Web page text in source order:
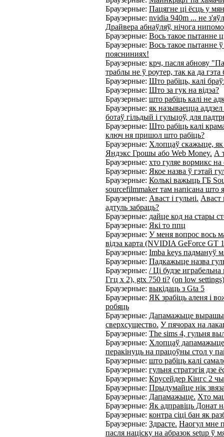
Браузерные: Пацягне ці ёсць у
Браузерные: nvidia 940m ... не
Драйвера абнаўляў, нічога
Браузерные: Вось такое пытанне
Браузерные: Вось такое пытанне
поясниниях!
Браузерные: крч, пасля абнову
траблы не ў роутер, так ка да
Браузерные: Што рабіць, калі
Браузерные: Што за гук на відэа?
Браузерные: што рабіць калі не
Браузерные: як называецца
ботаў гільдый і гульцоў, для
Браузерные: Што рабіць калі
ключ ня пришол што рабіць?
Браузерные: Хлопцаў скажыце, як
Яндэкс Грошы або Web Money. А
Браузерные: хто гуляе вормикс
Браузерные: Якое назва ў гэтай
Браузерные: Колькі важыць ГБ
sourcefilmmaker там напісана
Браузерные: Аваст і гульні. Аваст
адтуль забраць?
Браузерные: дайце код на стары
Браузерные: Які то ппц
Браузерные: У меня вопрос вось
відэа карта (NVIDIA GeForce GT
Браузерные: Imba keys падмануў
Браузерные: Падкажыце назва
Браузерные: / Ці будзе
Ггц x 2), gtx 750 ti? (on low settings)
Браузерные: выкідаць з Gta 5
Браузерные: ЯК зрабіць аленя і
робяць
Браузерные: Дапамажыце
сверхсущество. У пячорах на
Браузерные: The sims 4, гульня
Браузерные: Хлопцаў
перакінуць на працоўны стол у
Браузерные: што рабіць калі
Браузерные: гульня стратэгія
Браузерные: Крусейдер Кінгс 2
Браузерные: Прыдумайце нік
Браузерные: Дапамажыце. Хто
Браузерные: Як адправіць Донат
Браузерные: контра сіці бан як
Браузерные: Здрасте. Наогул мне
пасля націску на абразок setup ў